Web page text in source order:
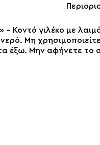
– Κοντό γιλέκο με
Μη
έξω. Μην αφήνετε το